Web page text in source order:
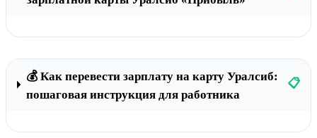
💰 Как перевести зарплату на карту Уралсиб:
пошаговая инструкция для работника
📋